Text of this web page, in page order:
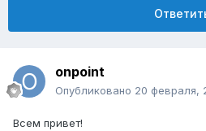
onpoint
Опубликовано 20 февраля,
Всем привет!